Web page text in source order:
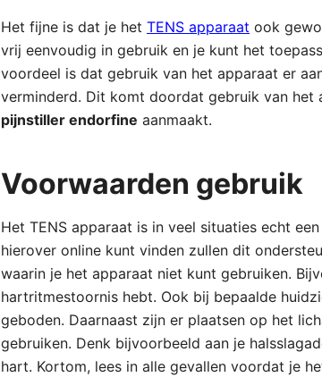
Het fijne is dat je het TENS apparaat ook
vrij eenvoudig in gebruik en je kunt het
voordeel is dat gebruik van het apparaat er
verminderd. Dit komt doordat gebruik van
pijnstiller endorfine aanmaakt.
Voorwaarden gebruik
Het TENS apparaat is in veel situaties echt
hierover online kunt vinden zullen dit
waarin je het apparaat niet kunt gebruiken.
hartritmestoornis hebt. Ook bij bepaalde
geboden. Daarnaast zijn er plaatsen op het
gebruiken. Denk bijvoorbeeld aan je
hart. Kortom, lees in alle gevallen voordat je